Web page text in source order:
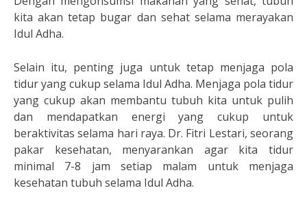
kita akan tetap bugar dan sehat selama merayakan
Idul Adha.
Selain itu, penting juga untuk tetap menjaga pola
tidur yang cukup selama Idul Adha. Menjaga pola tidur
yang cukup akan membantu tubuh kita untuk pulih
dan mendapatkan energi yang cukup untuk
beraktivitas selama hari raya. Dr. Fitri Lestari, seorang
pakar kesehatan, menyarankan agar kita tidur
minimal 7-8 jam setiap malam untuk menjaga
kesehatan tubuh selama Idul Adha.